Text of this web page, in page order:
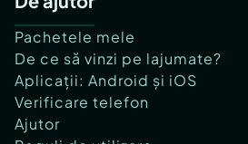
Pachetele mele
De ce să vinzi pe lajumate?
Aplicații: Android și iOS
Verificare telefon
Ajutor